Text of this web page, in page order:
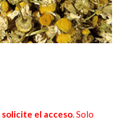
solicite el acceso. Solo